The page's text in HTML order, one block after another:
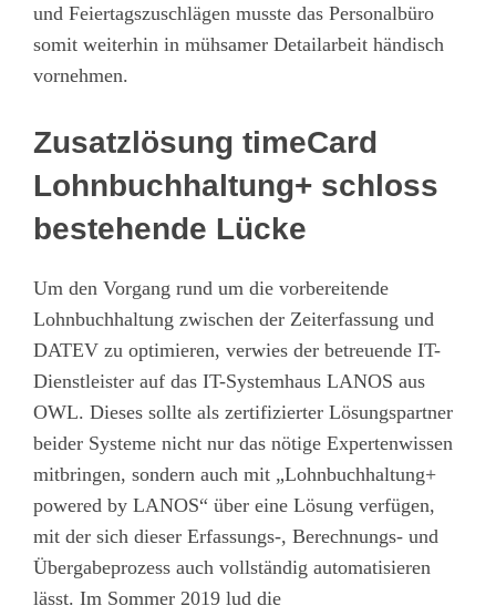
und Feiertagszuschlägen musste das Personalbüro
somit weiterhin in mühsamer Detailarbeit händisch
vornehmen.
Zusatzlösung timeCard
Lohnbuchhaltung+ schloss
bestehende Lücke
Um den Vorgang rund um die vorbereitende
Lohnbuchhaltung zwischen der Zeiterfassung und
DATEV zu optimieren, verwies der betreuende IT-
Dienstleister auf das IT-Systemhaus LANOS aus
OWL. Dieses sollte als zertifizierter Lösungspartner
beider Systeme nicht nur das nötige Expertenwissen
mitbringen, sondern auch mit „Lohnbuchhaltung+
powered by LANOS“ über eine Lösung verfügen,
mit der sich dieser Erfassungs-, Berechnungs- und
Übergabeprozess auch vollständig automatisieren
lässt. Im Sommer 2019 lud die